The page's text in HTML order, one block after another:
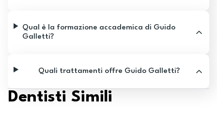
Qual è la formazione accademica di Guido
Galletti?
Quali trattamenti offre Guido Galletti?
Dentisti Simili